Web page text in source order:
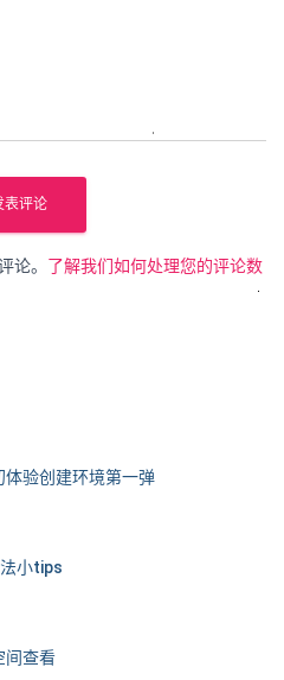
论。 了解我们如何处理您的评论数
验创建环境第一弹
小tips
间查看